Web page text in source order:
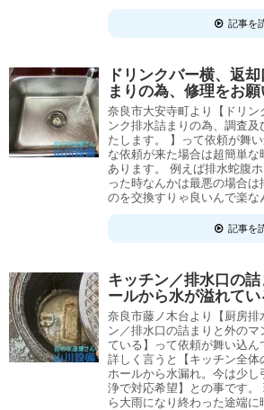
記事を
ドリンクバー横、返
まりの為、修理をお願
奈良市大安寺町より【ドリン
ンク排水詰まりの為、調査
たします。 】って依頼が舞
な依頼が来た場合は超簡単
あります。 例えば排水蛇腹
った時なんかは最悪の場合は
のを交換すりゃ良いんで楽な
記事を
キッチン／排水口の
ールから水が溢れてい
奈良市藤ノ木台より【厨房排
ン／排水口の詰まりと外の
ている】って依頼が舞い込ん
詳しく言うと【キッチン全体
ホールから水漏れ。今は少
浄で対応希望】との事です
ら大雨になり終わった途端に